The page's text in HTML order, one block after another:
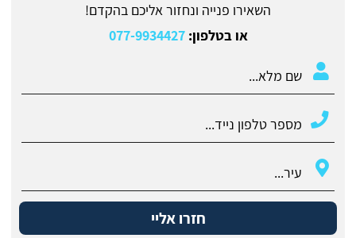
השאירו פנייה ונחזור אליכם בהקדם!
או בטלפון:077-9934427
חזרו אליי